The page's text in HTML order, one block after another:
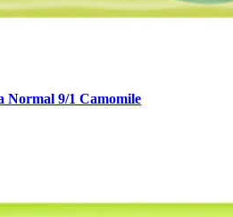
9/1 Camomile